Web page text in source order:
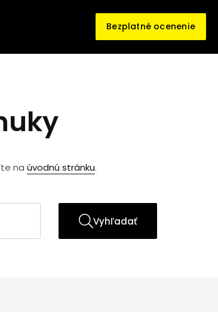
Bezplatné ocenenie
na úvodnú stránku.
Vyhľadať